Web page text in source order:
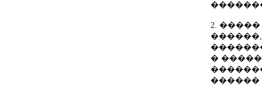
2.
������,
�
������